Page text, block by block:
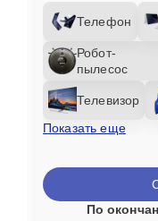
Телефон
Робот-
пылесос
Телевизор
Показать еще
По